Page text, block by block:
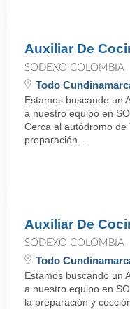
Auxiliar De
SODEXO COLOMBIA
Todo
Estamos buscando un
a nuestro equipo en
Cerca al autódromo de
preparación ...
Auxiliar De
SODEXO COLOMBIA
Todo
Estamos buscando un
a nuestro equipo en
la preparación y